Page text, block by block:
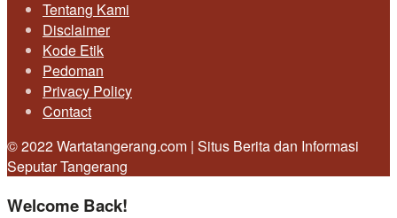
Tentang Kami
Disclaimer
Kode Etik
Pedoman
Privacy Policy
Contact
© 2022 Wartatangerang.com | Situs Berita dan Informasi
Seputar Tangerang
Welcome Back!